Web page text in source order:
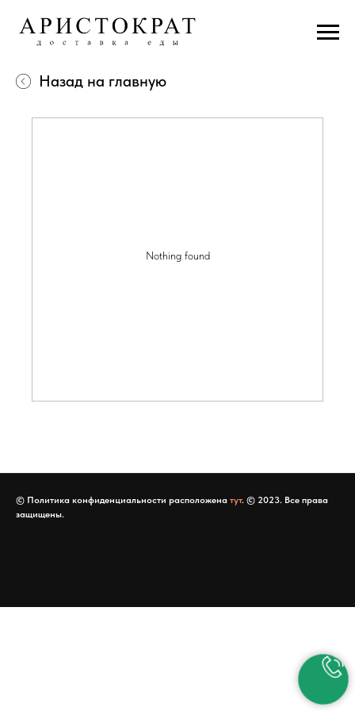
Назад на главную
Nothing found
© Политика конфиденциальности расположена тут. © 2023. Все права
защищены.